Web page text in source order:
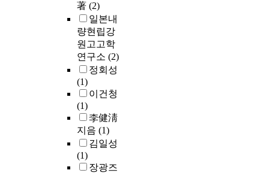
著 (2)
일본내
량현립강
원고고학
연구소 (2)
정회성
(1)
이건청
(1)
李健淸
지음 (1)
김일성
(1)
장광즈